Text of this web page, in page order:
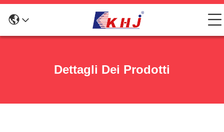
Dettagli Dei Prodotti